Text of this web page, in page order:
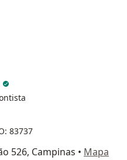
83737
526, Campinas • Mapa